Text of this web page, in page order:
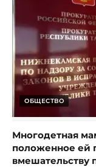
ОБЩЕСТВО
Многодетная
положенное ей
вмешательству